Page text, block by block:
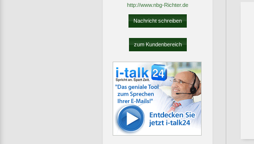
http://www.nbg-Richter.de
Nachricht schreiben
zum Kundenbereich